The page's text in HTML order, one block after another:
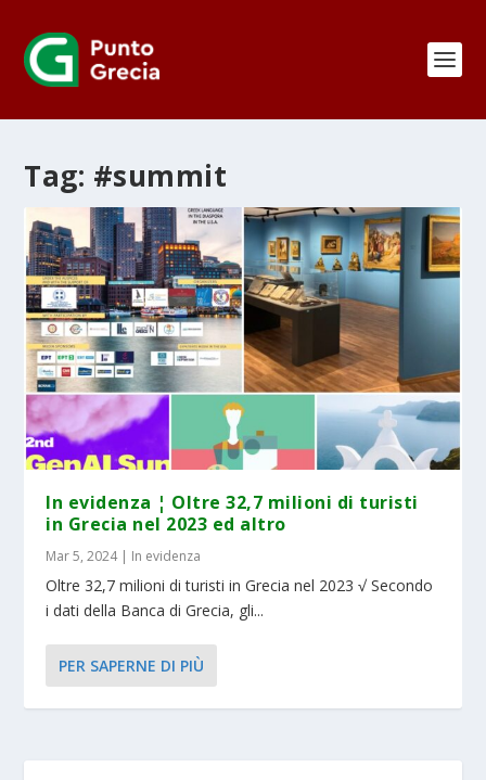
Tag: #summit
In evidenza ¦ Oltre 32,7 milioni di turisti
in Grecia nel 2023 ed altro
Mar 5, 2024| In evidenza
Oltre 32,7 milioni di turisti in Grecia nel 2023 √ Secondo
i dati della Banca di Grecia, gli...
PER SAPERNE DI PIÙ